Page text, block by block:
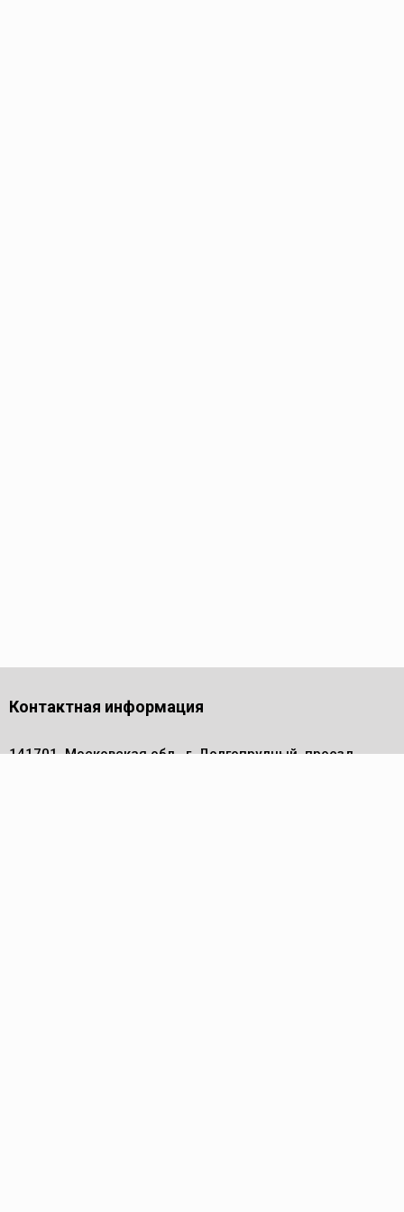
Контактная информация
141701, Московская обл., г. Долгопрудный, проезд